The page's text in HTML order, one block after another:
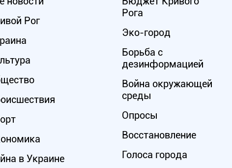
Рог
в Украине
Рога
Эко-город
Борьба с
дезинформацией
Война окружающей
среды
Опросы
Восстановление
Голоса города